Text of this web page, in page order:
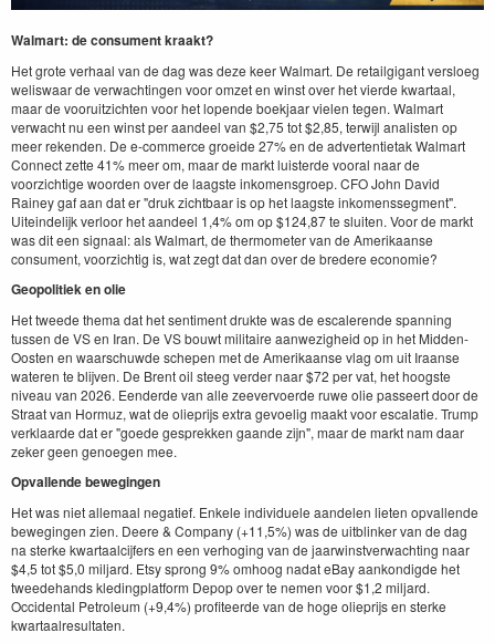
Walmart: de consument kraakt?
Het grote verhaal van de dag was deze keer Walmart. De retailgigant versloeg
weliswaar de verwachtingen voor omzet en winst over het vierde kwartaal,
maar de vooruitzichten voor het lopende boekjaar vielen tegen. Walmart
verwacht nu een winst per aandeel van $2,75 tot $2,85, terwijl analisten op
meer rekenden. De e-commerce groeide 27% en de advertentietak Walmart
Connect zette 41% meer om, maar de markt luisterde vooral naar de
voorzichtige woorden over de laagste inkomensgroep. CFO John David
Rainey gaf aan dat er "druk zichtbaar is op het laagste inkomenssegment".
Uiteindelijk verloor het aandeel 1,4% om op $124,87 te sluiten. Voor de markt
was dit een signaal: als Walmart, de thermometer van de Amerikaanse
consument, voorzichtig is, wat zegt dat dan over de bredere economie?
Geopolitiek en olie
Het tweede thema dat het sentiment drukte was de escalerende spanning
tussen de VS en Iran. De VS bouwt militaire aanwezigheid op in het Midden-
Oosten en waarschuwde schepen met de Amerikaanse vlag om uit Iraanse
wateren te blijven. De Brent oil steeg verder naar $72 per vat, het hoogste
niveau van 2026. Eenderde van alle zeevervoerde ruwe olie passeert door de
Straat van Hormuz, wat de olieprijs extra gevoelig maakt voor escalatie. Trump
verklaarde dat er "goede gesprekken gaande zijn", maar de markt nam daar
zeker geen genoegen mee.
Opvallende bewegingen
Het was niet allemaal negatief. Enkele individuele aandelen lieten opvallende
bewegingen zien. Deere & Company (+11,5%) was de uitblinker van de dag
na sterke kwartaalcijfers en een verhoging van de jaarwinstverwachting naar
$4,5 tot $5,0 miljard. Etsy sprong 9% omhoog nadat eBay aankondigde het
tweedehands kledingplatform Depop over te nemen voor $1,2 miljard.
Occidental Petroleum (+9,4%) profiteerde van de hoge olieprijs en sterke
kwartaalresultaten.